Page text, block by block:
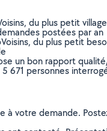
du plus petit
postées par an
du plus petit
un bon rapport
671 personnes
à votre demande.